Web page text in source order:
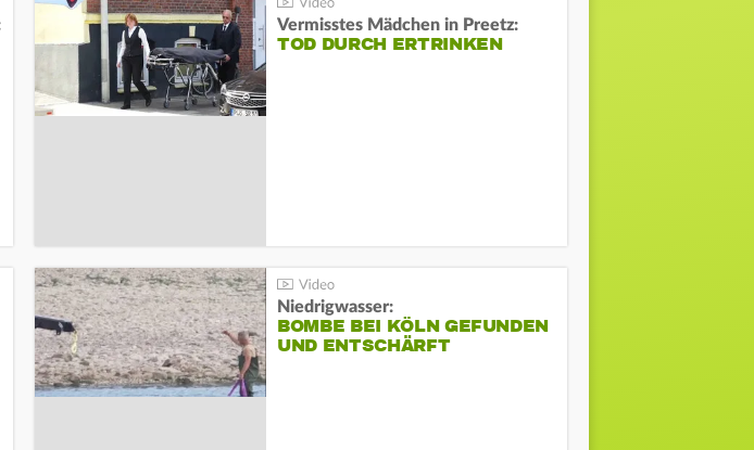
Vermisstes Mädchen in Preetz:
TOD DURCH ERTRINKEN
Niedrigwasser:
BOMBE BEI KÖLN GEFUNDEN
UND ENTSCHÄRFT